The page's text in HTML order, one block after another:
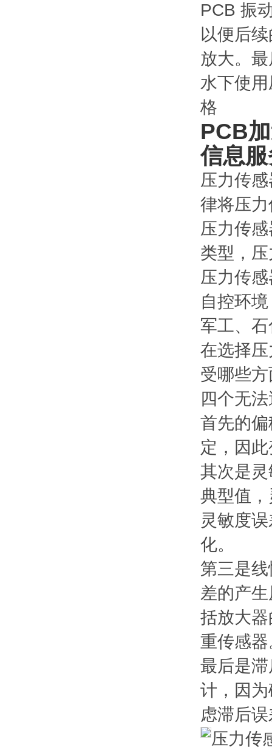
PCB 振
以便后
放大。
水下使
格
PCB
信息
压力传
律将压
压力传
类型，
压力传
自控环
军工、
在选择
受哪些
四个无
首先的
定，因
其次是
典型值
灵敏度
化。
第三是
差的产
括放大
重传感器
最后是
计，因
虑滞后
压力传